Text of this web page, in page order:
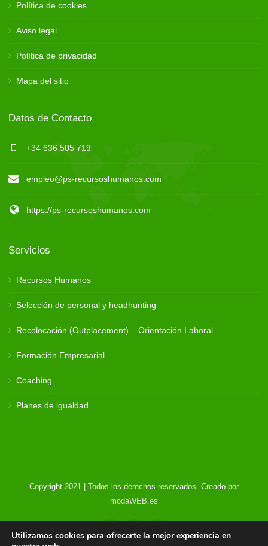
Política de cookies
Aviso legal
Política de privacidad
Mapa del sitio
Datos de Contacto
+34 636 505 719
empleo@ps-recursoshumanos.com
https://ps-recursoshumanos.com
Servicios
Recursos Humanos
Selección de personal y headhunting
Recolocación (Outplacement) – Orientación Laboral
Formación Empresarial
Coaching
Planes de igualdad
Copyright 2021 | Todos los derechos reservados. Creado por
modaWEB.es
Utilizamos cookies para ofrecerte la mejor experiencia en